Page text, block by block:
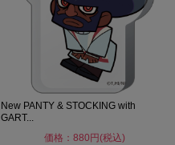
New PANTY & STOCKING with
GART...
価格：880円(税込)